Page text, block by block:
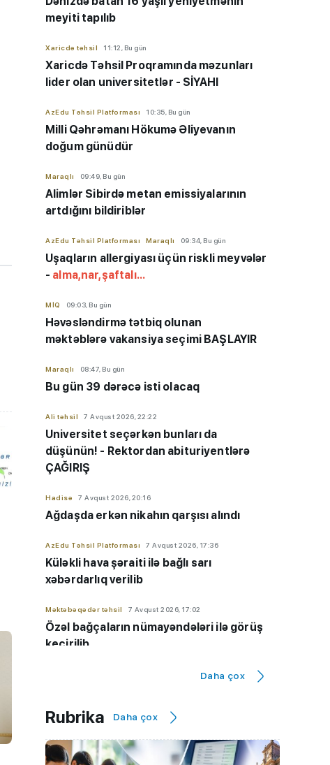
meyiti tapılıb
Xaricdə təhsil 11:12, Bu gün
Xaricdə Təhsil Proqramında məzunları
lider olan universitetlər - SİYAHI
AzEdu Təhsil Platforması 10:35, Bu gün
Milli Qəhrəmanı Hökumə Əliyevanın
doğum günüdür
Maraqlı 09:49, Bu gün
Alimlər Sibirdə metan emissiyalarının
artdığını bildiriblər
AzEdu Təhsil Platforması Maraqlı 09:34, Bu gün
Uşaqların allergiyası üçün riskli meyvələr
- alma,nar,şaftalı...
MİQ 09:03, Bu gün
Həvəsləndirmə tətbiq olunan
məktəblərə vakansiya seçimi BAŞLAYIR
Maraqlı 08:47, Bu gün
Bu gün 39 dərəcə isti olacaq
Ali təhsil 7 Avqust 2026, 22:22
Universitet seçərkən bunları da
düşünün! - Rektordan abituriyentlərə
ÇAĞIRIŞ
Hadisə 7 Avqust 2026, 20:16
Ağdaşda erkən nikahın qarşısı alındı
AzEdu Təhsil Platforması 7 Avqust 2026, 17:36
Küləkli hava şəraiti ilə bağlı sarı
xəbərdarlıq verilib
Məktəbəqədər təhsil 7 Avqust 2026, 17:02
Özəl bağçaların nümayəndələri ilə görüş
keçirilib
göstərən məktəblər - 9-cu sinif üzrə
SİYAHI
Ali təhsil 7 Avqust 2026, 16:17
Daha çox
Rubrika Daha çox